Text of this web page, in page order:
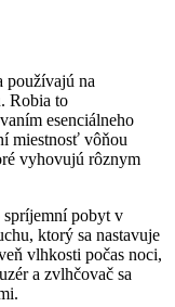
používajú na
Robia to
esenciálneho
miestnosť vôňou
vyhovujú rôznym
spríjemní pobyt v
ktorý sa nastavuje
vlhkosti počas noci,
a zvlhčovač sa